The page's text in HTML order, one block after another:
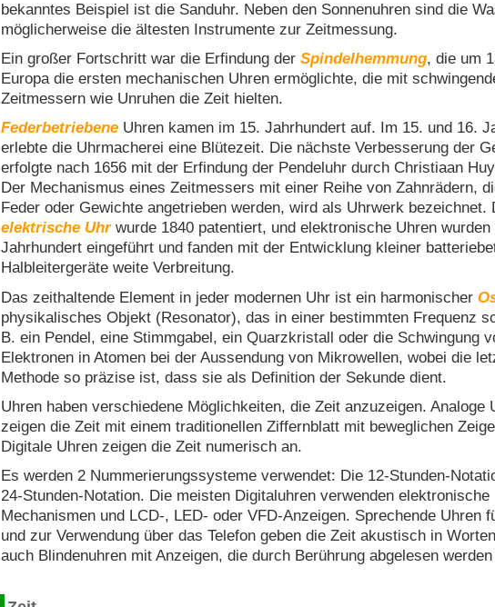
bekanntes Beispiel ist die Sanduhr. Neben den Sonnenuhren sind die
möglicherweise die ältesten Instrumente zur Zeitmessung.
Ein großer Fortschritt war die Erfindung derSpindelhemmung, die um
Europa die ersten mechanischen Uhren ermöglichte, die mit
Zeitmessern wie Unruhen die Zeit hielten.
Federbetriebene Uhren kamen im 15. Jahrhundert auf. Im 15. und 16.
erlebte die Uhrmacherei eine Blütezeit. Die nächste Verbesserung der
erfolgte nach 1656 mit der Erfindung der Pendeluhr durch Christiaan
Der Mechanismus eines Zeitmessers mit einer Reihe von Zahnrädern,
Feder oder Gewichte angetrieben werden, wird als Uhrwerk bezeichnet.
elektrische Uhrwurde 1840 patentiert, und elektronische Uhren wurden
Jahrhundert eingeführt und fanden mit der Entwicklung kleiner
Halbleitergeräte weite Verbreitung.
Das zeithaltende Element in jeder modernen Uhr ist ein harmonischer
physikalisches Objekt (Resonator), das in einer bestimmten Frequenz
B. ein Pendel, eine Stimmgabel, ein Quarzkristall oder die Schwingung
Elektronen in Atomen bei der Aussendung von Mikrowellen, wobei die
Methode so präzise ist, dass sie als Definition der Sekunde dient.
Uhren haben verschiedene Möglichkeiten, die Zeit anzuzeigen. Analoge
zeigen die Zeit mit einem traditionellen Ziffernblatt mit beweglichen
Digitale Uhren zeigen die Zeit numerisch an.
Es werden 2 Nummerierungssysteme verwendet: Die 12-Stunden-
24-Stunden-Notation. Die meisten Digitaluhren verwenden elektronische
Mechanismen und LCD-, LED- oder VFD-Anzeigen. Sprechende Uhren
und zur Verwendung über das Telefon geben die Zeit akustisch in
auch Blindenuhren mit Anzeigen, die durch Berührung abgelesen